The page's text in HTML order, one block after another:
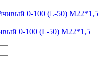
0-100 (L-50) М22*1,5